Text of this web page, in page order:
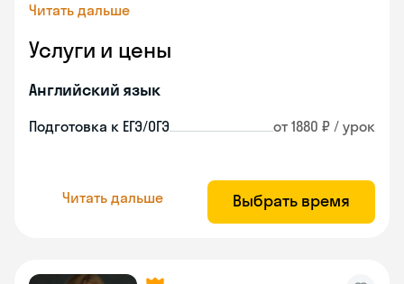
Читать дальше
Услуги и цены
Английский язык
Подготовка к ЕГЭ/ОГЭ от 1880 ₽ / урок
Читать дальше Выбрать время